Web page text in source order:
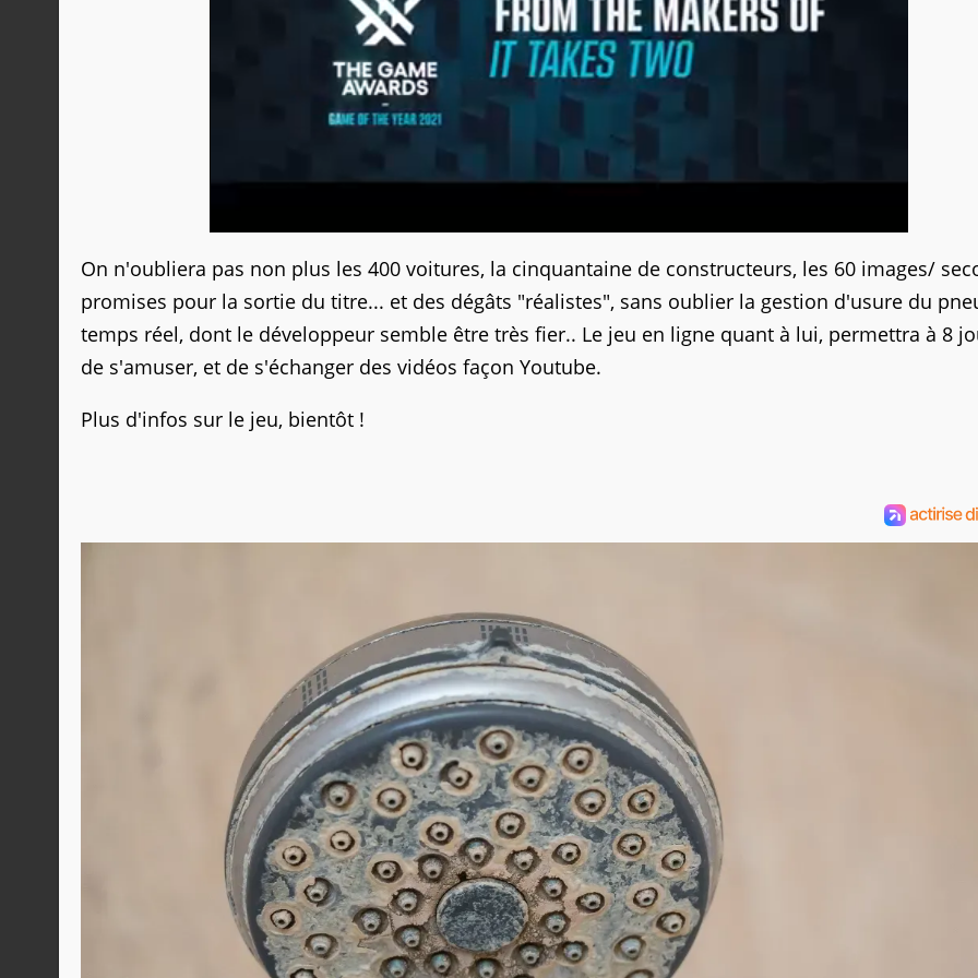
On n'oubliera pas non plus les 400 voitures, la cinquantaine de constructeurs, les 60 images/
promises pour la sortie du titre... et des dégâts "réalistes", sans oublier la gestion d'usure du
temps réel, dont le développeur semble être très fier.. Le jeu en ligne quant à lui, permettra à 8
de s'amuser, et de s'échanger des vidéos façon Youtube.
Plus d'infos sur le jeu, bientôt !